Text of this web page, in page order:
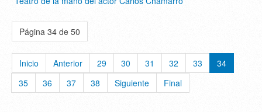
Página 34 de 50
Inicio Anterior 29 30 31 32 33
34
35
36 37 38 Siguiente Final